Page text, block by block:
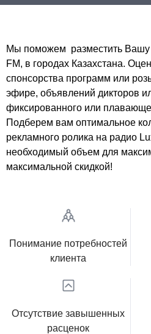
Мы поможем разместить Вашу
FM, в городах Казахстана.
спонсорства программ или
эфире, объявлений дикторов
фиксированного или
Подберем вам оптимальное
рекламного ролика на радио
необходимый объем для
максимальной скидкой!
Понимание потребностей
клиента
Отсутствие завышенных
расценок